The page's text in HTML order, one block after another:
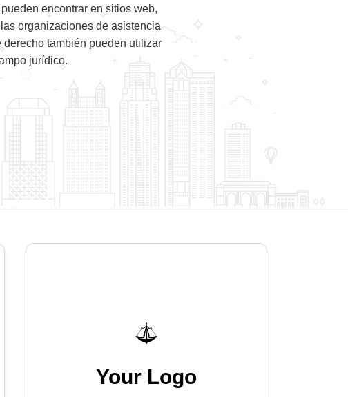
encontrar en sitios web,
organizaciones de asistencia
también pueden utilizar
jurídico.
Your Logo